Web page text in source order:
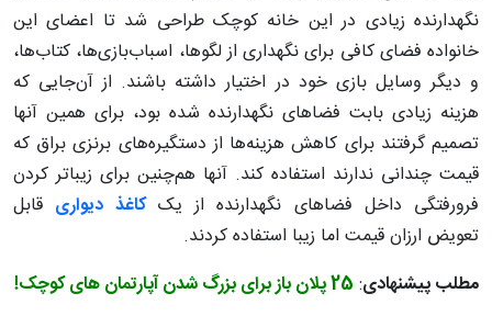
نگهدارنده زیادی در این خانه کوچک طراحی شد تا اعضای این
خانواده فضای کافی برای نگهداری از لگوها، اسباب‌بازی‌ها، کتاب‌ها،
و دیگر وسایل بازی خود در اختیار داشته باشند. از آن‌جایی که
هزینه زیادی بابت فضاهای نگهدارنده شده بود، برای همین آنها
تصمیم گرفتند برای کاهش هزینه‌ها از دستگیره‌های برنزی براق که
قیمت چندانی ندارند استفاده کند. آنها هم‌چنین برای زیباتر کردن
فرورفتگی داخل فضاهای نگهدارنده از یککاغذ دیواری قابل
تعویض ارزان قیمت اما زیبا استفاده کردند.
مطلب پیشنهادی: 25 پلان باز برای بزرگ شدن آپارتمان های کوچک!